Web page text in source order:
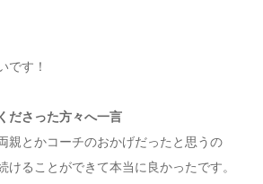
です！
ださった方々へ一言
親とかコーチのおかげだったと思うの
けることができて本当に良かったです。